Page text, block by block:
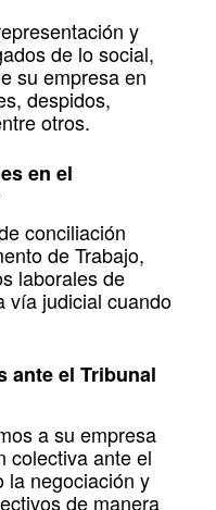
y
de lo social,
su empresa en
despidos,
otros.
en el
conciliación
de Trabajo,
laborales de
vía judicial cuando
ante el Tribunal
a su empresa
colectiva ante el
la negociación y
de manera